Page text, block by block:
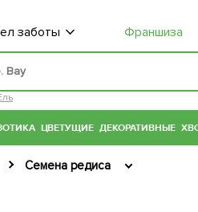
заботы Франшиза
ЦВЕТУЩИЕ ДЕКОРАТИВНЫЕ
Семена редиса